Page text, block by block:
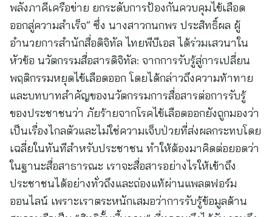
พลังภาคีเครือข่าย ยกระดับการป้องกันควบคุมไข้เลือด
ออกสู่ความสำเร็จ” ซึ่ง นางสาวกนกพร ประสิทธิ์ผล ผู้
อำนวยการสำนักสื่อดิจิทัล ไทยพีบีเอส ได้ร่วมเสวนาใน
หัวข้อ นวัตกรรมสื่อสารดิจิทัล: จากการรับรู้สู่การเปลี่ยน
พฤติกรรมหยุดไข้เลือดออก โดยได้กล่าวถึงความท้าทาย
และบทบาทสำคัญของนวัตกรรมการสื่อสารต่อการรับรู้
ของประชาชนว่า ภัยร้ายจากโรคไข้เลือดออกยังถูกมองว่า
เป็นเรื่องไกลตัวและไม่ใช่ความเจ็บป่วยที่ส่งผลกระทบโดย
เฉลี่ยในทันทีสำหรับประชาชน ทำให้ต้องมาคิดต่อยอดว่า
ในฐานะสื่อสาธารณะ เราจะสื่อสารอย่างไรให้เข้าถึง
ประชาชนได้อย่างทั่วถึงและถ่องแท้ผ่านแพลตฟอร์ม
ออนไลน์ เพราะเราตระหนักเสมอว่าการรับรู้ข้อมูลด้าน